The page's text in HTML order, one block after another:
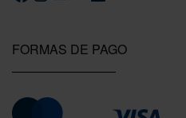
FORMAS DE PAGO